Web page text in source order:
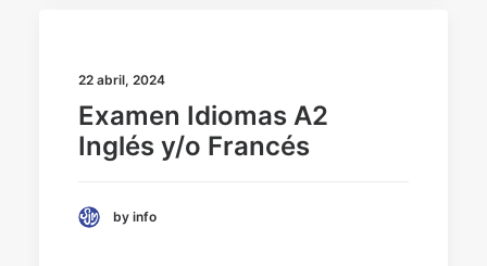
22 abril, 2024
Examen Idiomas A2
Inglés y/o Francés
by info